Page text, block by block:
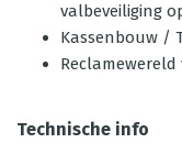
valbeveiliging
Kassenbouw /
Technische info